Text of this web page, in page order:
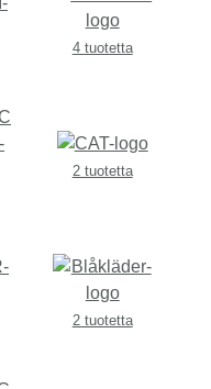
4 tuotetta
2 tuotetta
2 tuotetta